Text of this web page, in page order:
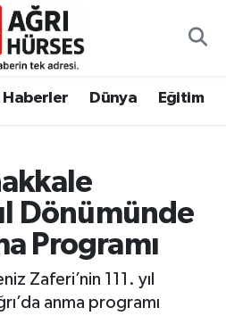
Haberler Dünya Eğitim
Dönümünde
Programı
Zaferi’nin 111. yıl
anma programı